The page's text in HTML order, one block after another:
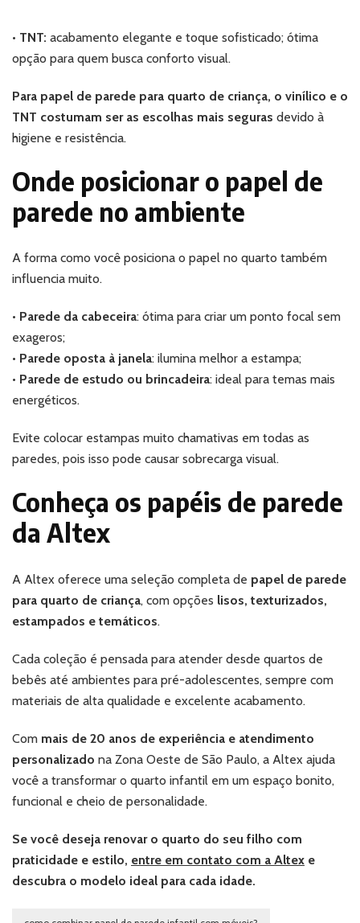
• TNT: acabamento elegante e toque sofisticado; ótima
opção para quem busca conforto visual.
Para papel de parede para quarto de criança, o vinílico e o
TNT costumam ser as escolhas mais seguras devido à
higiene e resistência.
Onde posicionar o papel de
parede no ambiente
A forma como você posiciona o papel no quarto também
influencia muito.
• Parede da cabeceira: ótima para criar um ponto focal sem
exageros;
• Parede oposta à janela: ilumina melhor a estampa;
• Parede de estudo ou brincadeira: ideal para temas mais
energéticos.
Evite colocar estampas muito chamativas em todas as
paredes, pois isso pode causar sobrecarga visual.
Conheça os papéis de parede
da Altex
A Altex oferece uma seleção completa de papel de parede
para quarto de criança, com opções lisos, texturizados,
estampados e temáticos.
Cada coleção é pensada para atender desde quartos de
bebês até ambientes para pré-adolescentes, sempre com
materiais de alta qualidade e excelente acabamento.
Com mais de 20 anos de experiência e atendimento
personalizado na Zona Oeste de São Paulo, a Altex ajuda
você a transformar o quarto infantil em um espaço bonito,
funcional e cheio de personalidade.
Se você deseja renovar o quarto do seu filho com
praticidade e estilo, entre em contato com a Altex e
descubra o modelo ideal para cada idade.